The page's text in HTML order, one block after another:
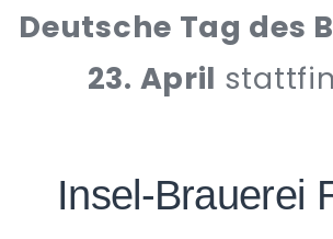
Deutsche Tag des
23. April
Insel-Brauerei